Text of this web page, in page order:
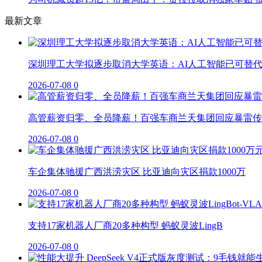
最新文章
深圳理工大学拟逐步取消大学英语：AI人工智能已可替代
2026-07-08 0
高管薪资归零、全员降薪！百强车商兰天集团回应暴雷
2026-07-08 0
车企集体驰援广西洪涝灾区 比亚迪向灾区捐款1000万
2026-07-08 0
支持17家机器人厂商20多种构型 蚂蚁灵波LingB
2026-07-08 0